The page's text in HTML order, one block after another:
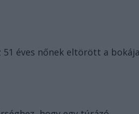
éves nőnek eltörött a